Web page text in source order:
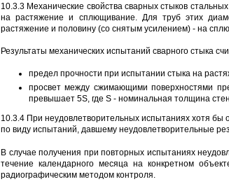
10.3.3 Механические свойства сварных стыков
на растяжение и сплющивание. Для труб этих
растяжение и половину (со снятым усилением) - на
Результаты механических испытаний сварного стыка
предел прочности при испытании стыка на
просвет между сжимающими поверхностями
превышает 5S, где S - номинальная толщина
10.3.4 При неудовлетворительных испытаниях хотя
по виду испытаний, давшему неудовлетворительные
В случае получения при повторных испытаниях
течение календарного месяца на конкретном
радиографическим методом контроля.